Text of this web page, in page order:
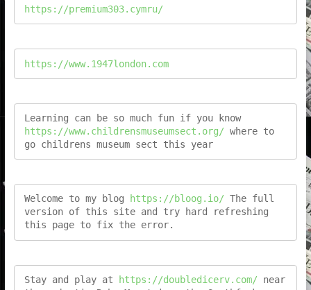
https://premium303.cymru/
https://www.1947london.com
Learning can be so much fun if you know
https://www.childrensmuseumsect.org/ where to
go childrens museum sect this year
Welcome to my blog https://bloog.io/ The full
version of this site and try hard refreshing
this page to fix the error.
Stay and play at https://doubledicerv.com/ near